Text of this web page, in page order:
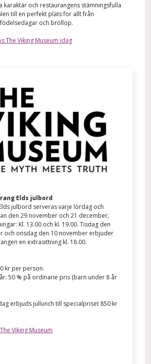
karaktär och restaurangens stämningsfulla
till en perfekt plats för allt från
och bröllop.
The Viking Museum idag
Elds julbord
julbord serveras varje lördag och
den 29 november och 21 december,
Kl. 13.00 och kl. 19.00. Tisdag den
och onsdag den 10 november erbjuder
en extrasittning kl. 18.00.
kr per person.
50 % på ordinarie pris (barn under 8 år
erbjuds jullunch till specialpriset 850 kr
Viking Museum